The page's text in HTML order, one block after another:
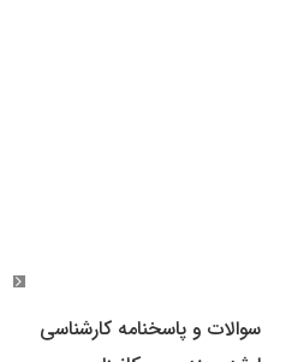
سوالات و پاسخنامه کارشناسی